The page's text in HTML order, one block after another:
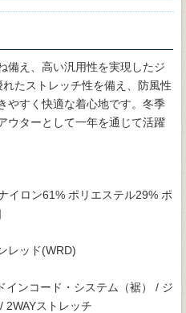
備え、高い汎用性を実現したジ
たストレッチ性を備え、防風性
やすく快適な着心地です。冬季
ウターとして一年を通じて活躍
イロン61% ポリエステル29% ポ
レッド(WRD)
インコード・システム（裾） / ジ
2WAYストレッチ